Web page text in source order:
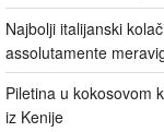
Najbolji italijanski
assolutamente
Piletina u kokosovom
iz Kenije